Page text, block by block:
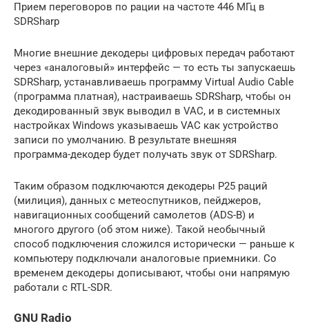
Прием переговоров по рации на частоте 446 МГц в
SDRSharp
Многие внешние декодеры цифровых передач работают
через «аналоговый» интерфейс — то есть ты запускаешь
SDRSharp, устанавливаешь программу Virtual Audio Cable
(программа платная), настраиваешь SDRSharp, чтобы он
декодированный звук выводил в VAC, и в системных
настройках Windows указываешь VAC как устройство
записи по умолчанию. В результате внешняя
программа-декодер будет получать звук от SDRSharp.
Таким образом подключаются декодеры P25 раций
(милиция), данных с метеоспутников, пейджеров,
навигационных сообщений самолетов (ADS-B) и
многого другого (об этом ниже). Такой необычный
способ подключения сложился исторически — раньше к
компьютеру подключали аналоговые приемники. Со
временем декодеры дописывают, чтобы они напрямую
работали с RTL-SDR.
GNU Radio